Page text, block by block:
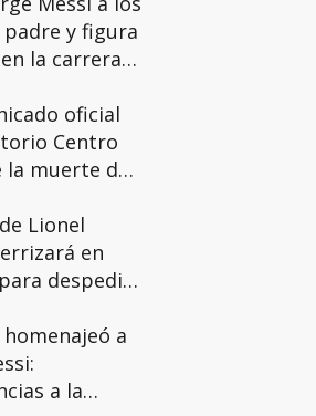
padre y figura
la carrera
oficial
Centro
la muerte de
Lionel
en
despedir
a
a la